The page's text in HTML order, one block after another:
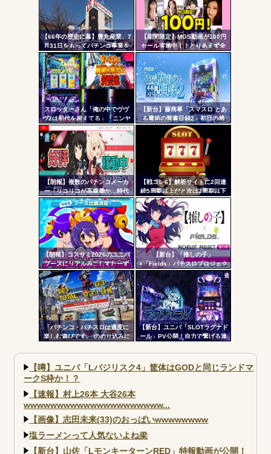
無職のパチンコカス(22)なんやが、ワイの人生どれくらい
ヤバいか教えて？...
AngelBeats!とかいうクソアニメの思い出ｗｗｗ
Powered by livedoor 相互RSS
【66年の歴史に幕】豊丸産業、7
月31日をもってパチンコ事業を
停止へ ナナシーやコマコマ倶
楽部マやウィッチブレイド…た
くさんの名機をありがとう
【期間限定】MGS動画が100円
セール実施中！！とりあえず全
部買うやろｗｗｗｗｗ
スロッターさん「俺の中でヴヴ
ヴ2は初代を超えてる」「ニンヤ
メで状況が一変するのも良いス
パイスになってる」
【新台】藤商事「スマスロ とあ
る魔術の禁書目録2」初日の感
想・評判まとめ！噛み合った瞬
間はめっちゃおもろい。全6&コ
ンプリートデータも
【朗報】複数のパチンコメーカ
ー「リコリコが高稼働か…時代
はライトミドルだ！」
【戦コレ6】解析サイトに2回連
続5周期以上だと次は3周期以下
濃厚って書いてたのに3周期超え
たんだが…ふざけんな！！！
【朗報】コスサミ2026のユニバ
ブースにリアルみこしすたーず
が降臨！！！電音部の実機も!？
【新台】「推しの子」
×「Fields」パチスロプロジェク
ト特報ムービー公開！推しの子
でBITESやれるんか！？_
「パチンコ・パチスロは適度に
楽しむ遊びです。 のめり込みに
しいだろｗｗｗ
【新台】ユニバ「SLOTラグナド
ール」PV公開！自力で繋げる連
コテ
リン
- 固
定リ
ンク
自動
更新
ツー
ル
【噂】ユニバ「Lバジリスク4」筐体はGODと同じランドマ
ークS枠か！？
【速報】村上26本 大谷26本
wwwwwwwwwwwwwwwwwwwww...
【画像】志田未来(33)のおっぱいwwwwwwww
塩ラーメンって人気ないよね梁
【新台】山佐「LモンキーターンRED」特報動画が公開！